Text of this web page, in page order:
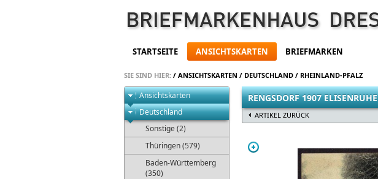
STARTSEITE ANSICHTSKARTEN BRIEFMARKEN
SIE SIND HIER: / ANSICHTSKARTEN / DEUTSCHLAND / RHEINLAND-PFALZ
Ansichtskarten
Deutschland
Sonstige (2)
Thüringen (579)
Baden-Württemberg
(350)
RENGSDORF 1907 ELISENRUHE
ARTIKEL ZURÜCK